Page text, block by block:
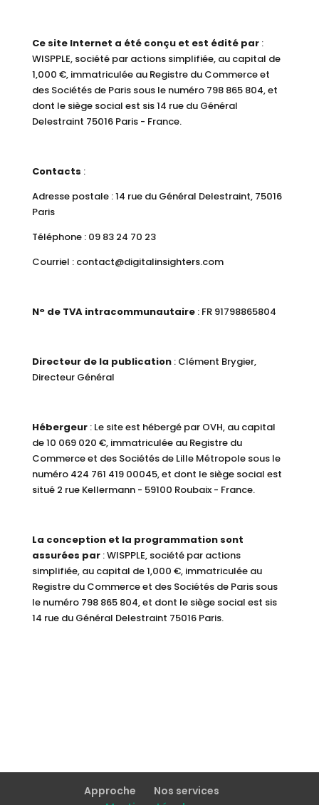
Ce site Internet a été conçu et est édité par:
WISPPLE, société par actions simplifiée, au capital de
1,000 €, immatriculée au Registre du Commerce et
des Sociétés de Paris sous le numéro 798 865 804, et
dont le siège social est sis 14 rue du Général
Delestraint 75016 Paris - France.
Contacts :
Adresse postale : 14 rue du Général Delestraint, 75016
Paris
Téléphone : 09 83 24 70 23
Courriel : contact@digitalinsighters.com
N° de TVA intracommunautaire: FR 91798865804
Directeur de la publication: Clément Brygier,
Directeur Général
Hébergeur: Le site est hébergé par OVH, au capital
de 10 069 020 €, immatriculée au Registre du
Commerce et des Sociétés de Lille Métropole sous le
numéro 424 761 419 00045, et dont le siège social est
situé 2 rue Kellermann - 59100 Roubaix - France.
La conception et la programmation sont
assurées par :WISPPLE, société par actions
simplifiée, au capital de 1,000 €, immatriculée au
Registre du Commerce et des Sociétés de Paris sous
le numéro 798 865 804, et dont le siège social est sis
14 rue du Général Delestraint 75016 Paris.
Approche
Nos services